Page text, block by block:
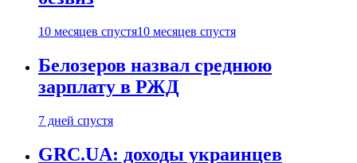
10 месяцев спустя10 месяцев спустя
Белозеров назвал среднюю
зарплату в РЖД
7 дней спустя
GRC.UA: доходы украинцев